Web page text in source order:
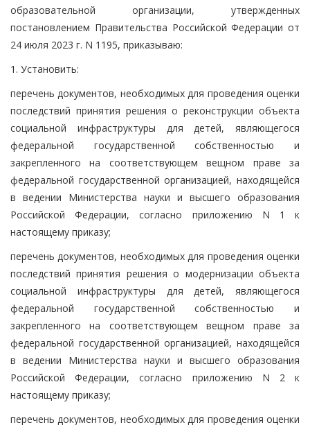
образовательной организации, утвержденных
постановлением Правительства Российской Федерации от
24 июля 2023 г. N 1195, приказываю:
1. Установить:
перечень документов, необходимых для проведения оценки
последствий принятия решения о реконструкции объекта
социальной инфраструктуры для детей, являющегося
федеральной государственной собственностью и
закрепленного на соответствующем вещном праве за
федеральной государственной организацией, находящейся
в ведении Министерства науки и высшего образования
Российской Федерации, согласно приложению N 1 к
настоящему приказу;
перечень документов, необходимых для проведения оценки
последствий принятия решения о модернизации объекта
социальной инфраструктуры для детей, являющегося
федеральной государственной собственностью и
закрепленного на соответствующем вещном праве за
федеральной государственной организацией, находящейся
в ведении Министерства науки и высшего образования
Российской Федерации, согласно приложению N 2 к
настоящему приказу;
перечень документов, необходимых для проведения оценки